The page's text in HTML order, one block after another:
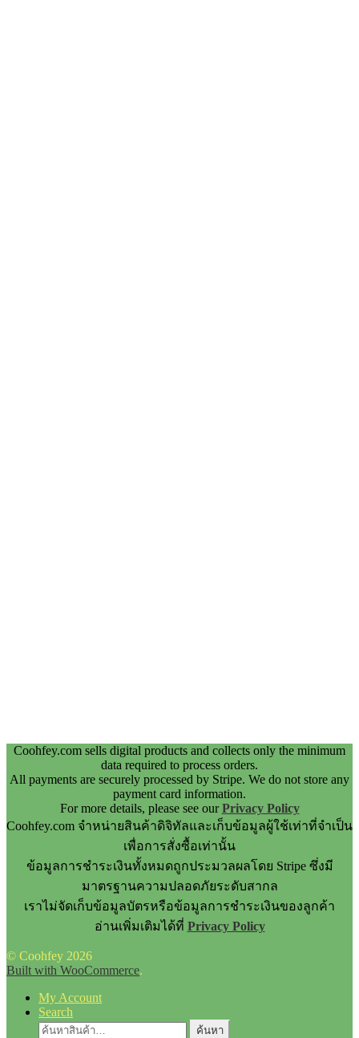
Coohfey.com sells digital products and collects only the minimum
data required to process orders.
All payments are securely processed by Stripe. We do not store any
payment card information.
For more details, please see ourPrivacy Policy
Coohfey.com จำหน่ายสินค้าดิจิทัลและเก็บข้อมูลผู้ใช้เท่าที่จำเป็น
เพื่อการสั่งซื้อเท่านั้น
ข้อมูลการชำระเงินทั้งหมดถูกประมวลผลโดย Stripe ซึ่งมี
มาตรฐานความปลอดภัยระดับสากล
เราไม่จัดเก็บข้อมูลบัตรหรือข้อมูลการชำระเงินของลูกค้า
อ่านเพิ่มเติมได้ที่ Privacy Policy
© Coohfey 2026
Built with WooCommerce.
My Account
Search
ค้นหา:
ค้นหา